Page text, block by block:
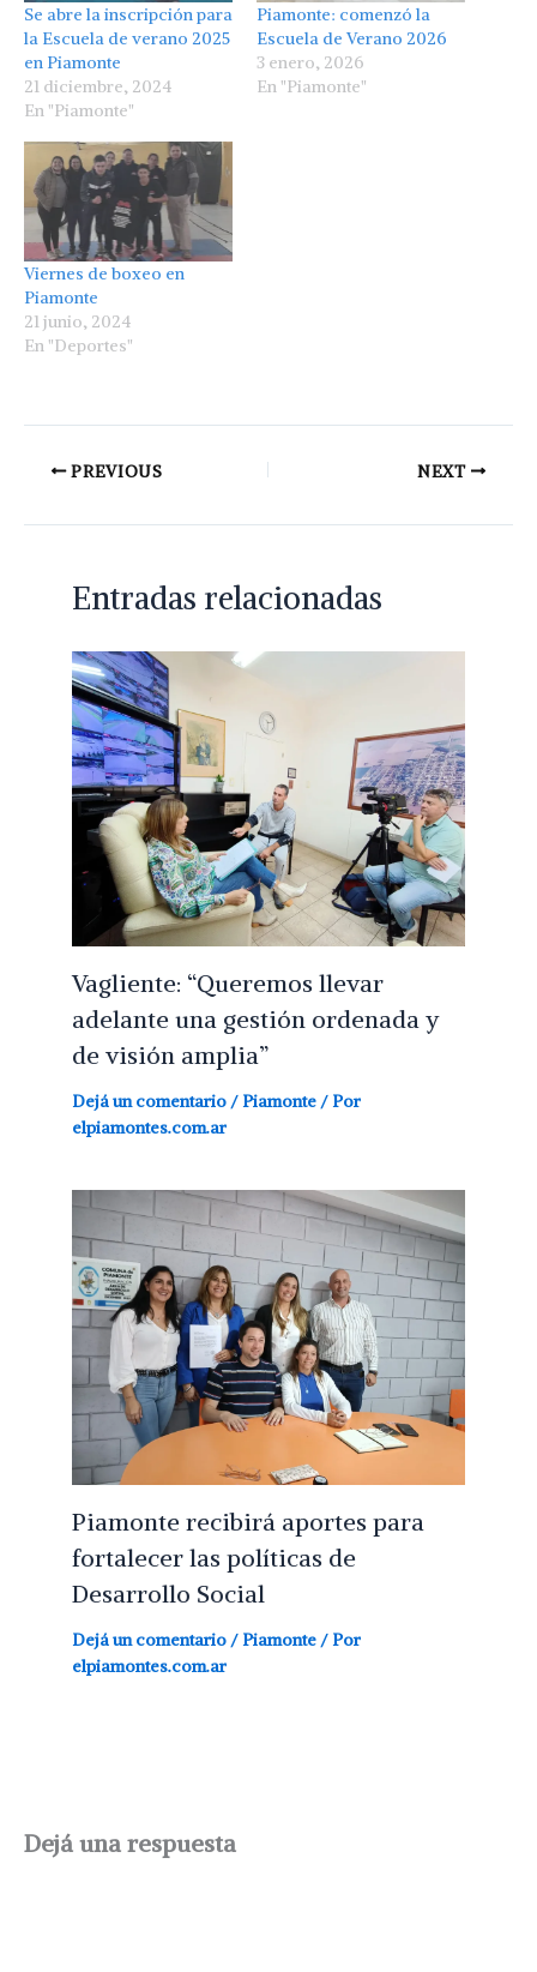
Se abre la inscripción para
la Escuela de verano 2025
en Piamonte
21 diciembre, 2024
En "Piamonte"
Piamonte: comenzó la
Escuela de Verano 2026
3 enero, 2026
En "Piamonte"
Viernes de boxeo en
Piamonte
21 junio, 2024
En "Deportes"
PREVIOUS NEXT
Entradas relacionadas
Vagliente: “Queremos llevar
adelante una gestión ordenada y
de visión amplia”
Dejá un comentario /Piamonte / Por
elpiamontes.com.ar
Piamonte recibirá aportes para
fortalecer las políticas de
Desarrollo Social
Dejá un comentario /Piamonte / Por
elpiamontes.com.ar
Dejá una respuesta